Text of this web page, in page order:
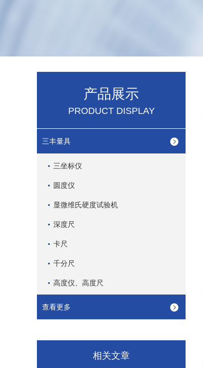
产品展示
PRODUCT DISPLAY
三丰量具
三坐标仪
圆度仪
显微维氏硬度试验机
深度尺
卡尺
千分尺
高度仪、高度尺
查看更多
相关文章